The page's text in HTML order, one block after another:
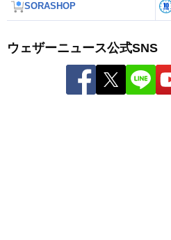
SORASHOP
ウェザーニュース公式SNS